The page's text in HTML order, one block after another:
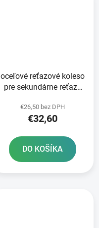
oceľové reťazové koleso
pre sekundárne reťaze
zubov
€26,50 bez DPH
€32,60
DO KOŠÍKA